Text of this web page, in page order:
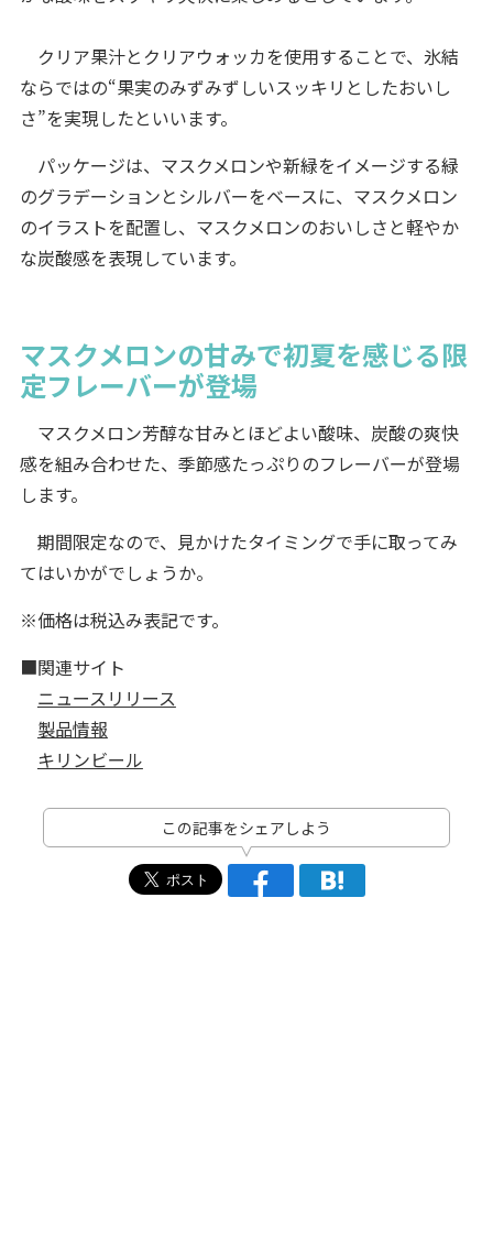
クリア果汁とクリアウォッカを使用することで、氷結
ならではの“果実のみずみずしいスッキリとしたおいし
さ”を実現したといいます。
パッケージは、マスクメロンや新緑をイメージする緑
のグラデーションとシルバーをベースに、マスクメロン
のイラストを配置し、マスクメロンのおいしさと軽やか
な炭酸感を表現しています。
マスクメロンの甘みで初夏を感じる限
定フレーバーが登場
マスクメロン芳醇な甘みとほどよい酸味、炭酸の爽快
感を組み合わせた、季節感たっぷりのフレーバーが登場
します。
期間限定なので、見かけたタイミングで手に取ってみ
てはいかがでしょうか。
※価格は税込み表記です。
■関連サイト
ニュースリリース
製品情報
キリンビール
この記事をシェアしよう